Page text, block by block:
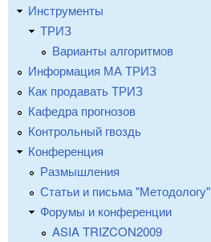
Инструменты
ТРИЗ
Варианты алгоритмов
Информация МА ТРИЗ
Как продавать ТРИЗ
Кафедра прогнозов
Контрольный гвоздь
Конференция
Размышления
Статьи и письма "Методологу"
Форумы и конференции
ASIA TRIZCON2009